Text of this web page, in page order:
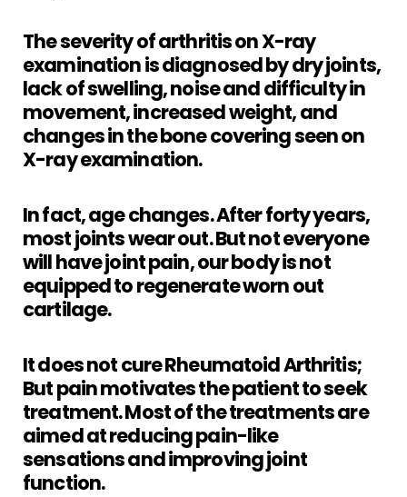
The severity of arthritis on X-ray
examination is diagnosed by dry joints,
lack of swelling, noise and difficulty in
movement, increased weight, and
changes in the bone covering seen on
X-ray examination.
In fact, age changes. After forty years,
most joints wear out. But not everyone
will have joint pain, our body is not
equipped to regenerate worn out
cartilage.
It does not cure Rheumatoid Arthritis;
But pain motivates the patient to seek
treatment.Most of the treatments are
aimed at reducing pain-like
sensations and improving joint
function.